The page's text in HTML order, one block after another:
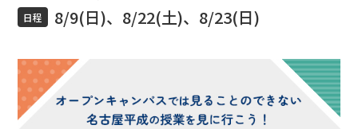
日程 8/9(日)、8/22(土)、8/23(日)